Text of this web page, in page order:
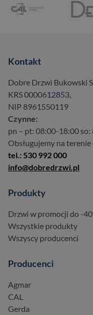
Kontakt
Dobre Drzwi Bukowski
KRS 0000612853,
NIP 8961550119
Czynne:
pn – pt: 08:00-18:00
Obsługujemy na terenie
tel.: 530 992 000
info@dobredrzwi.pl
Produkty
Drzwi w promocji do -
Wszystkie produkty
Wszyscy producenci
Producenci
Agmar
CAL
Gerda